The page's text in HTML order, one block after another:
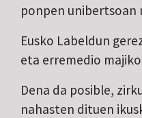
ponpen unibertsoan
Eusko Labeldun
eta erremedio
Dena da posible,
nahasten dituen